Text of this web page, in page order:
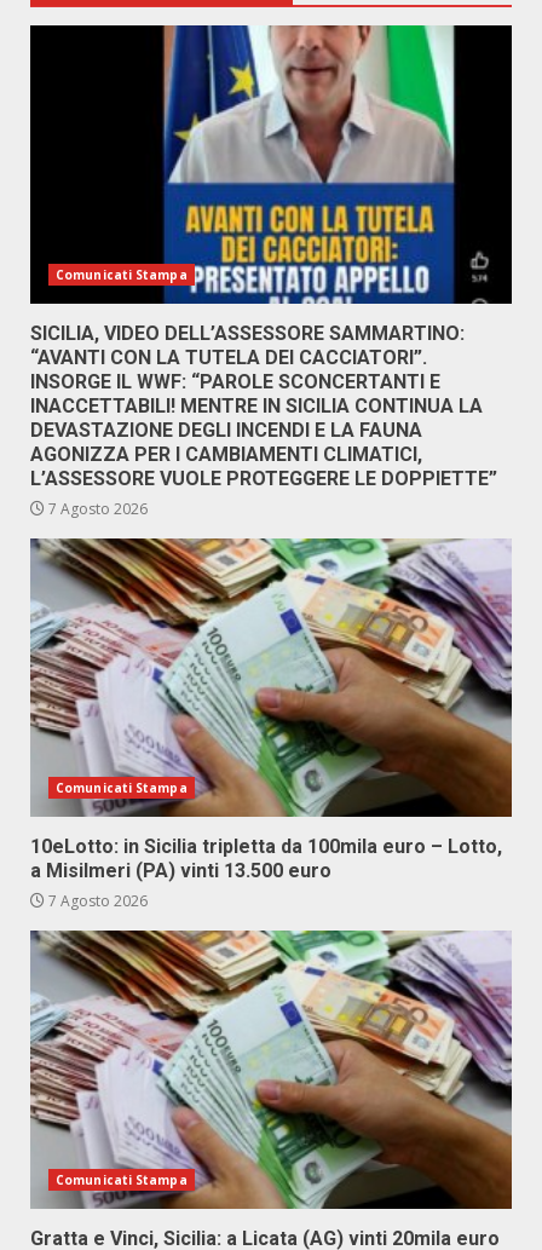
Comunicati Stampa
SICILIA, VIDEO DELL’ASSESSORE SAMMARTINO:
“AVANTI CON LA TUTELA DEI CACCIATORI”.
INSORGE IL WWF: “PAROLE SCONCERTANTI E
INACCETTABILI! MENTRE IN SICILIA CONTINUA LA
DEVASTAZIONE DEGLI INCENDI E LA FAUNA
AGONIZZA PER I CAMBIAMENTI CLIMATICI,
L’ASSESSORE VUOLE PROTEGGERE LE DOPPIETTE”
7 Agosto 2026
Comunicati Stampa
10eLotto: in Sicilia tripletta da 100mila euro – Lotto,
a Misilmeri (PA) vinti 13.500 euro
7 Agosto 2026
Comunicati Stampa
Gratta e Vinci, Sicilia: a Licata (AG) vinti 20mila euro